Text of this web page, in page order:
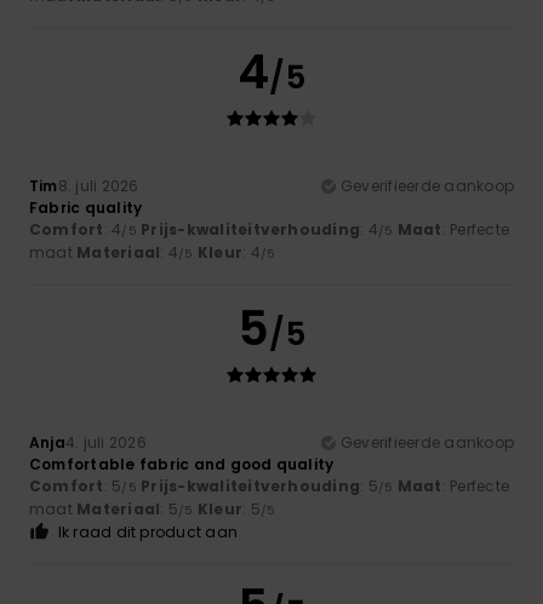
4/5
Tim8. juli 2026
Geverifieerde aankoop
Fabric quality
Comfort: 4/5 Prijs-kwaliteitverhouding: 4/5 Maat: Perfecte
maat Materiaal: 4/5 Kleur: 4/5
5/5
Anja4. juli 2026
Geverifieerde aankoop
Comfortable fabric and good quality
Comfort: 5/5 Prijs-kwaliteitverhouding: 5/5 Maat: Perfecte
maat Materiaal: 5/5 Kleur: 5/5
Ik raad dit product aan